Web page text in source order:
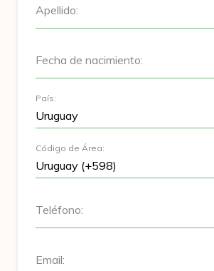
Apellido:
Fecha de nacimiento:
País:
Código de Área:
Teléfono:
Email: